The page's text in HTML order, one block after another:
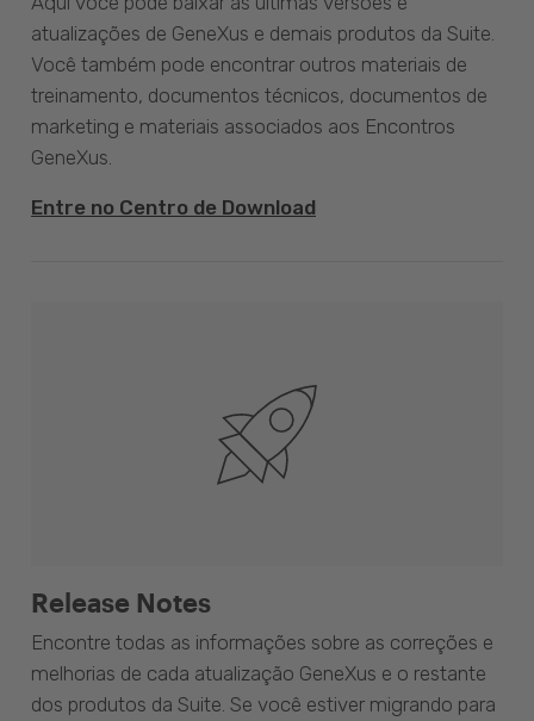
atualizações de GeneXus e demais produtos da Suite.
Você também pode encontrar outros materiais de
treinamento, documentos técnicos, documentos de
marketing e materiais associados aos Encontros
GeneXus.
Entre no Centro de Download
Release Notes
Encontre todas as informações sobre as correções e
melhorias de cada atualização GeneXus e o restante
dos produtos da Suite. Se você estiver migrando para